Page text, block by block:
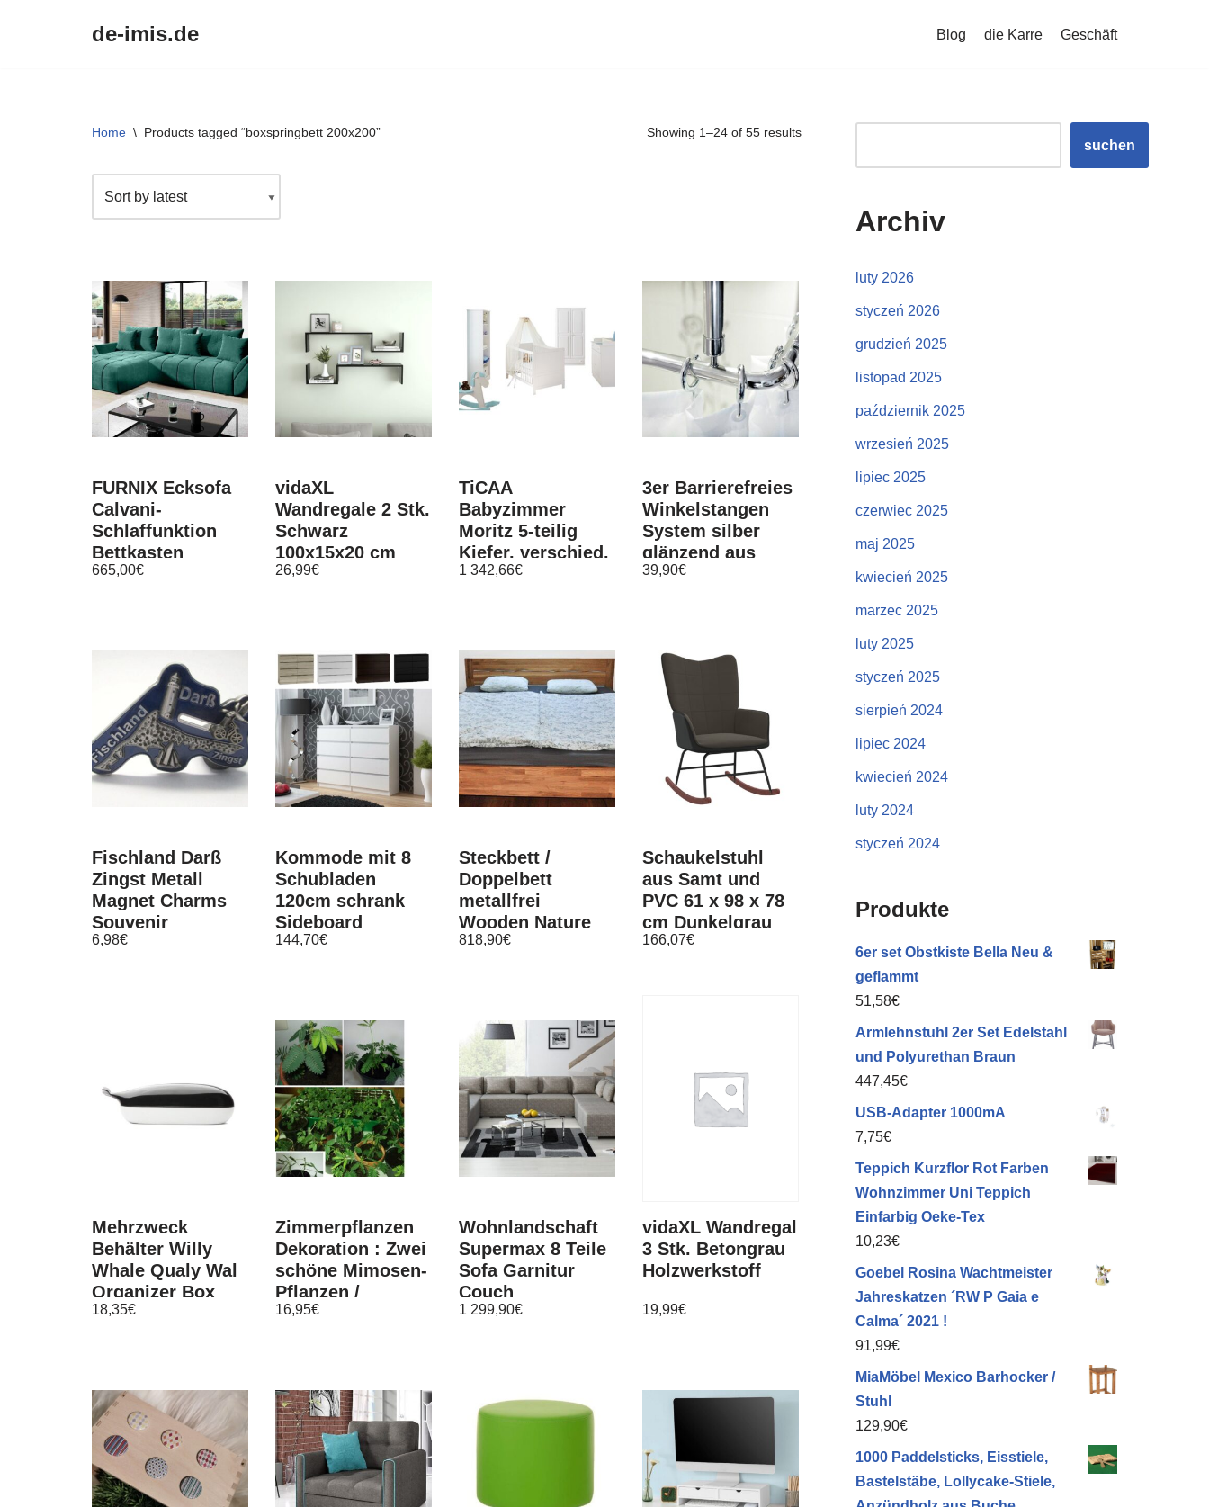
de-imis.de Blog die Karre Geschäft
Home \ Products tagged “boxspringbett 200x200” Showing 1–24 of 55 results
FURNIX Ecksofa
Calvani-
Schlaffunktion
Bettkasten
Kissen, Eckcouch
665,00€
vidaXL
Wandregale 2 Stk.
Schwarz
100x15x20 cm
Holzwerkstoff
26,99€
TiCAA
Babyzimmer
Moritz 5-teilig
Kiefer, verschied.
Farben
1 342,66€
3er Barrierefreies
Winkelstangen
System silber
glänzend aus
Aluminium inkl.
39,90€
Fischland Darß
Zingst Metall
Magnet Charms
Souvenir
Germany
6,98€
Kommode mit 8
Schubladen
120cm schrank
Sideboard
Anrichte holz
144,70€
Steckbett /
Doppelbett
metallfrei
Wooden Nature
425, Eiche massiv
818,90€
Schaukelstuhl
aus Samt und
PVC 61 x 98 x 78
cm Dunkelgrau
166,07€
Mehrzweck
Behälter Willy
Whale Qualy Wal
Organizer Box
Schatulle Ablage
18,35€
Zimmerpflanzen
Dekoration : Zwei
schöne Mimosen-
Pflanzen /
Bewegen sich bei
16,95€
Wohnlandschaft
Supermax 8 Teile
Sofa Garnitur
Couch
Couchgarnitur
1 299,90€
vidaXL Wandregal
3 Stk. Betongrau
Holzwerkstoff
19,99€
suchen
Archiv
luty 2026
styczeń 2026
grudzień 2025
listopad 2025
październik 2025
wrzesień 2025
lipiec 2025
czerwiec 2025
maj 2025
kwiecień 2025
marzec 2025
luty 2025
styczeń 2025
sierpień 2024
lipiec 2024
kwiecień 2024
luty 2024
styczeń 2024
Produkte
6er set Obstkiste Bella Neu &
geflammt
51,58€
Armlehnstuhl 2er Set Edelstahl
und Polyurethan Braun
447,45€
USB-Adapter 1000mA
7,75€
Teppich Kurzflor Rot Farben
Wohnzimmer Uni Teppich
Einfarbig Oeke-Tex
10,23€
Goebel Rosina Wachtmeister
Jahreskatzen ´RW P Gaia e
Calma´ 2021 !
91,99€
MiaMöbel Mexico Barhocker /
Stuhl
129,90€
1000 Paddelsticks, Eisstiele,
Bastelstäbe, Lollycake-Stiele,